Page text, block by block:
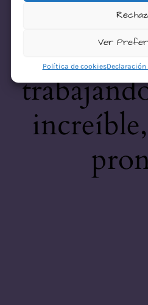
Ver
Política de cookies
desastre!